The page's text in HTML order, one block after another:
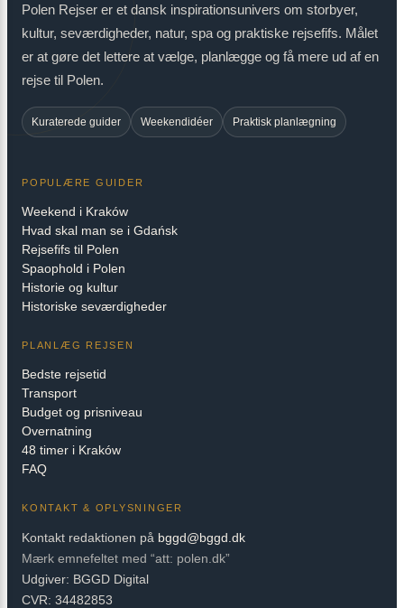
Polen Rejser er et dansk inspirationsunivers om storbyer,
kultur, seværdigheder, natur, spa og praktiske rejsefifs. Målet
er at gøre det lettere at vælge, planlægge og få mere ud af en
rejse til Polen.
Kuraterede guider Weekendidéer Praktisk planlægning
POPULÆRE GUIDER
Weekend i Kraków
Hvad skal man se i Gdańsk
Rejsefifs til Polen
Spaophold i Polen
Historie og kultur
Historiske seværdigheder
PLANLÆG REJSEN
Bedste rejsetid
Transport
Budget og prisniveau
Overnatning
48 timer i Kraków
FAQ
KONTAKT & OPLYSNINGER
Kontakt redaktionen på bggd@bggd.dk
Mærk emnefeltet med “att: polen.dk”
Udgiver: BGGD Digital
CVR: 34482853